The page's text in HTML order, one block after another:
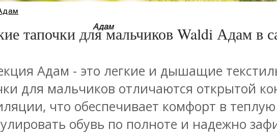
Адам
тапочки для мальчиков Waldi Адам в
Адам - это легкие и дышащие
для мальчиков отличаются открытой
что обеспечивает комфорт в
обувь по полноте и надежно